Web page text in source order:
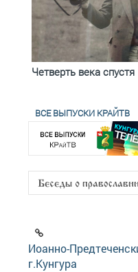
Четверть века спустя
ВСЕ ВЫПУСКИ КРАЙТВ
Иоанно-
г.Кунгура